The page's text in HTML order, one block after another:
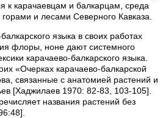
к карачаевцам и балкарцам, среда
и лесами Северного Кавказа.
языка в своих работах
флоры, ноне дают системного
карачаево-балкарского языка.
«Очерках карачаево-балкарской
связанные с анатомией растений и
[Хаджилаев 1970: 82-83, 103-105].
названия растений без